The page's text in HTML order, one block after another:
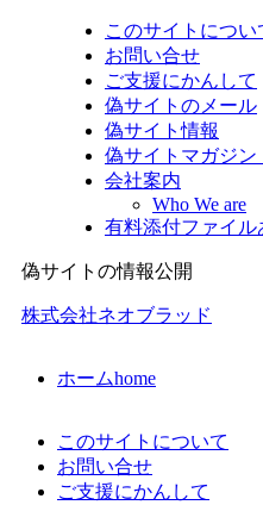
このサイトについ
お問い合せ
ご支援にかんして
偽サイトのメール
偽サイト情報
偽サイトマガジン
会社案内
Who We are
有料添付ファイル
偽サイトの情報公開
株式会社ネオブラッド
ホームhome
このサイトについて
お問い合せ
ご支援にかんして